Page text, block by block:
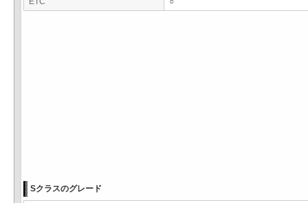
Sクラスのグレード